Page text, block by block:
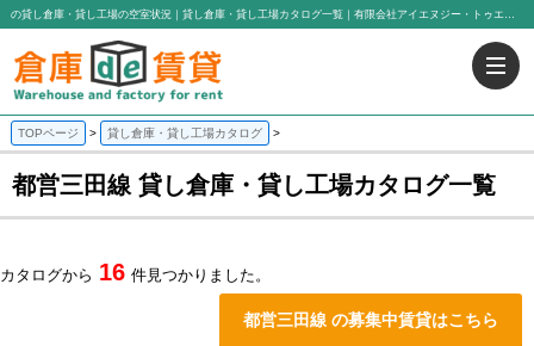
の貸し倉庫・貸し工場の空室状況｜貸し倉庫・貸し工場カタログ一覧｜有限会社アイエヌジー・トゥエンティーワン
TOPページ 貸し倉庫・貸し工場カタログ
都営三田線 貸し倉庫・貸し工場カタログ一覧
カタログから 16 件見つかりました。
都営三田線 の募集中賃貸はこちら